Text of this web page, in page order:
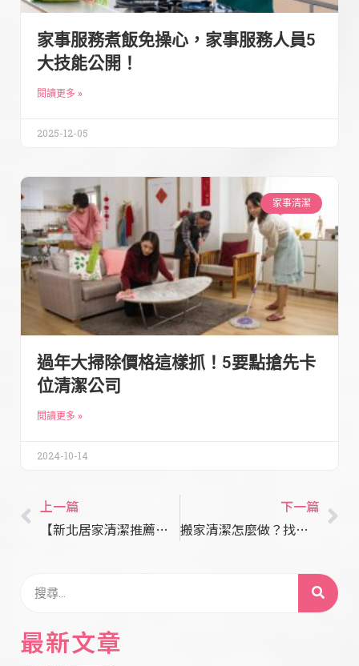
家事服務煮飯免操心，家事服務人員5
大技能公開！
閱讀更多 »
2025-12-05
家事清潔
過年大掃除價格這樣抓！5要點搶先卡
位清潔公司
閱讀更多 »
2024-10-14
上一篇
【新北居家清潔推薦】給寶寶乾淨成長的無菌天地｜新北家庭打掃
下一篇
搬家清潔怎麼做？找搬家清潔公司 vs. 自己打掃
最新文章